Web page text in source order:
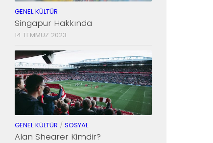
GENEL KÜLTÜR
Singapur Hakkında
14 TEMMUZ 2023
GENEL KÜLTÜR / SOSYAL
Alan Shearer Kimdir?